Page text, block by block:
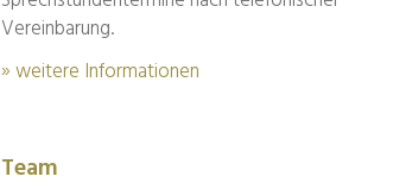
Vereinbarung.
» weitere Informationen
Team